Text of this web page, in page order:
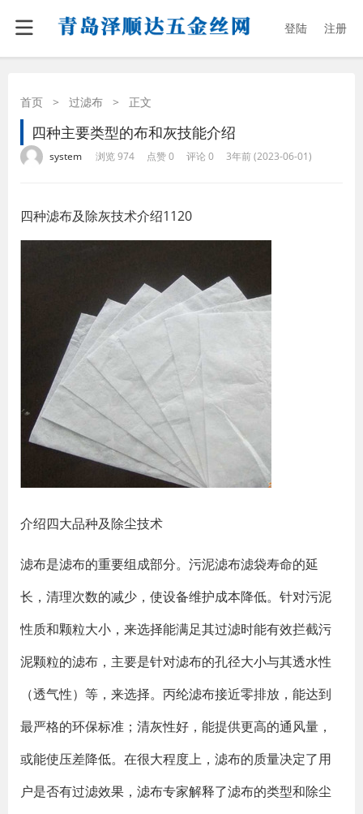
登陆 注册
首页 > 过滤布 > 正文
四种主要类型的布和灰技能介绍
system 浏览 974 点赞 0 评论 0 3年前 (2023-06-01)
四种滤布及除灰技术介绍1120
介绍四大品种及除尘技术
滤布是滤布的重要组成部分。污泥滤布滤袋寿命的延
长，清理次数的减少，使设备维护成本降低。针对污泥
性质和颗粒大小，来选择能满足其过滤时能有效拦截污
泥颗粒的滤布，主要是针对滤布的孔径大小与其透水性
（透气性）等，来选择。丙纶滤布接近零排放，能达到
最严格的环保标准；清灰性好，能提供更高的通风量，
或能使压差降低。在很大程度上，滤布的质量决定了用
户是否有过滤效果，滤布专家解释了滤布的类型和除尘